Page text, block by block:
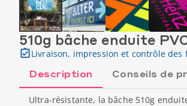
510g bâche enduite
Livraison, impression et contrôle des
Description Conseils de
Ultra-résistante, la bâche 510g